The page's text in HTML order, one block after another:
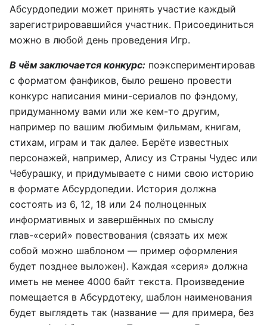
Абсурдопедии может принять участие каждый
зарегистрировавшийся участник. Присоединиться
можно в любой день проведения Игр.
В чём заключается конкурс: поэкспериментировав
с форматом фанфиков, было решено провести
конкурс написания мини-сериалов по фэндому,
придуманному вами или же кем-то другим,
например по вашим любимым фильмам, книгам,
стихам, играм и так далее. Берёте известных
персонажей, например, Алису из Страны Чудес или
Чебурашку, и придумываете с ними свою историю
в формате Абсурдопедии. История должна
состоять из 6, 12, 18 или 24 полноценных
информативных и завершённых по смыслу
глав-«серий» повествования (связать их меж
собой можно шаблоном — пример оформления
будет позднее выложен). Каждая «серия» должна
иметь не менее 4000 байт текста. Произведение
помещается в Абсурдотеку, шаблон наименования
будет выглядеть так (название — для примера, без